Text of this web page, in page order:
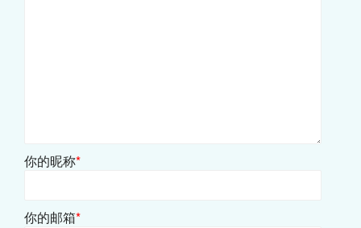
你的昵称*
你的邮箱*